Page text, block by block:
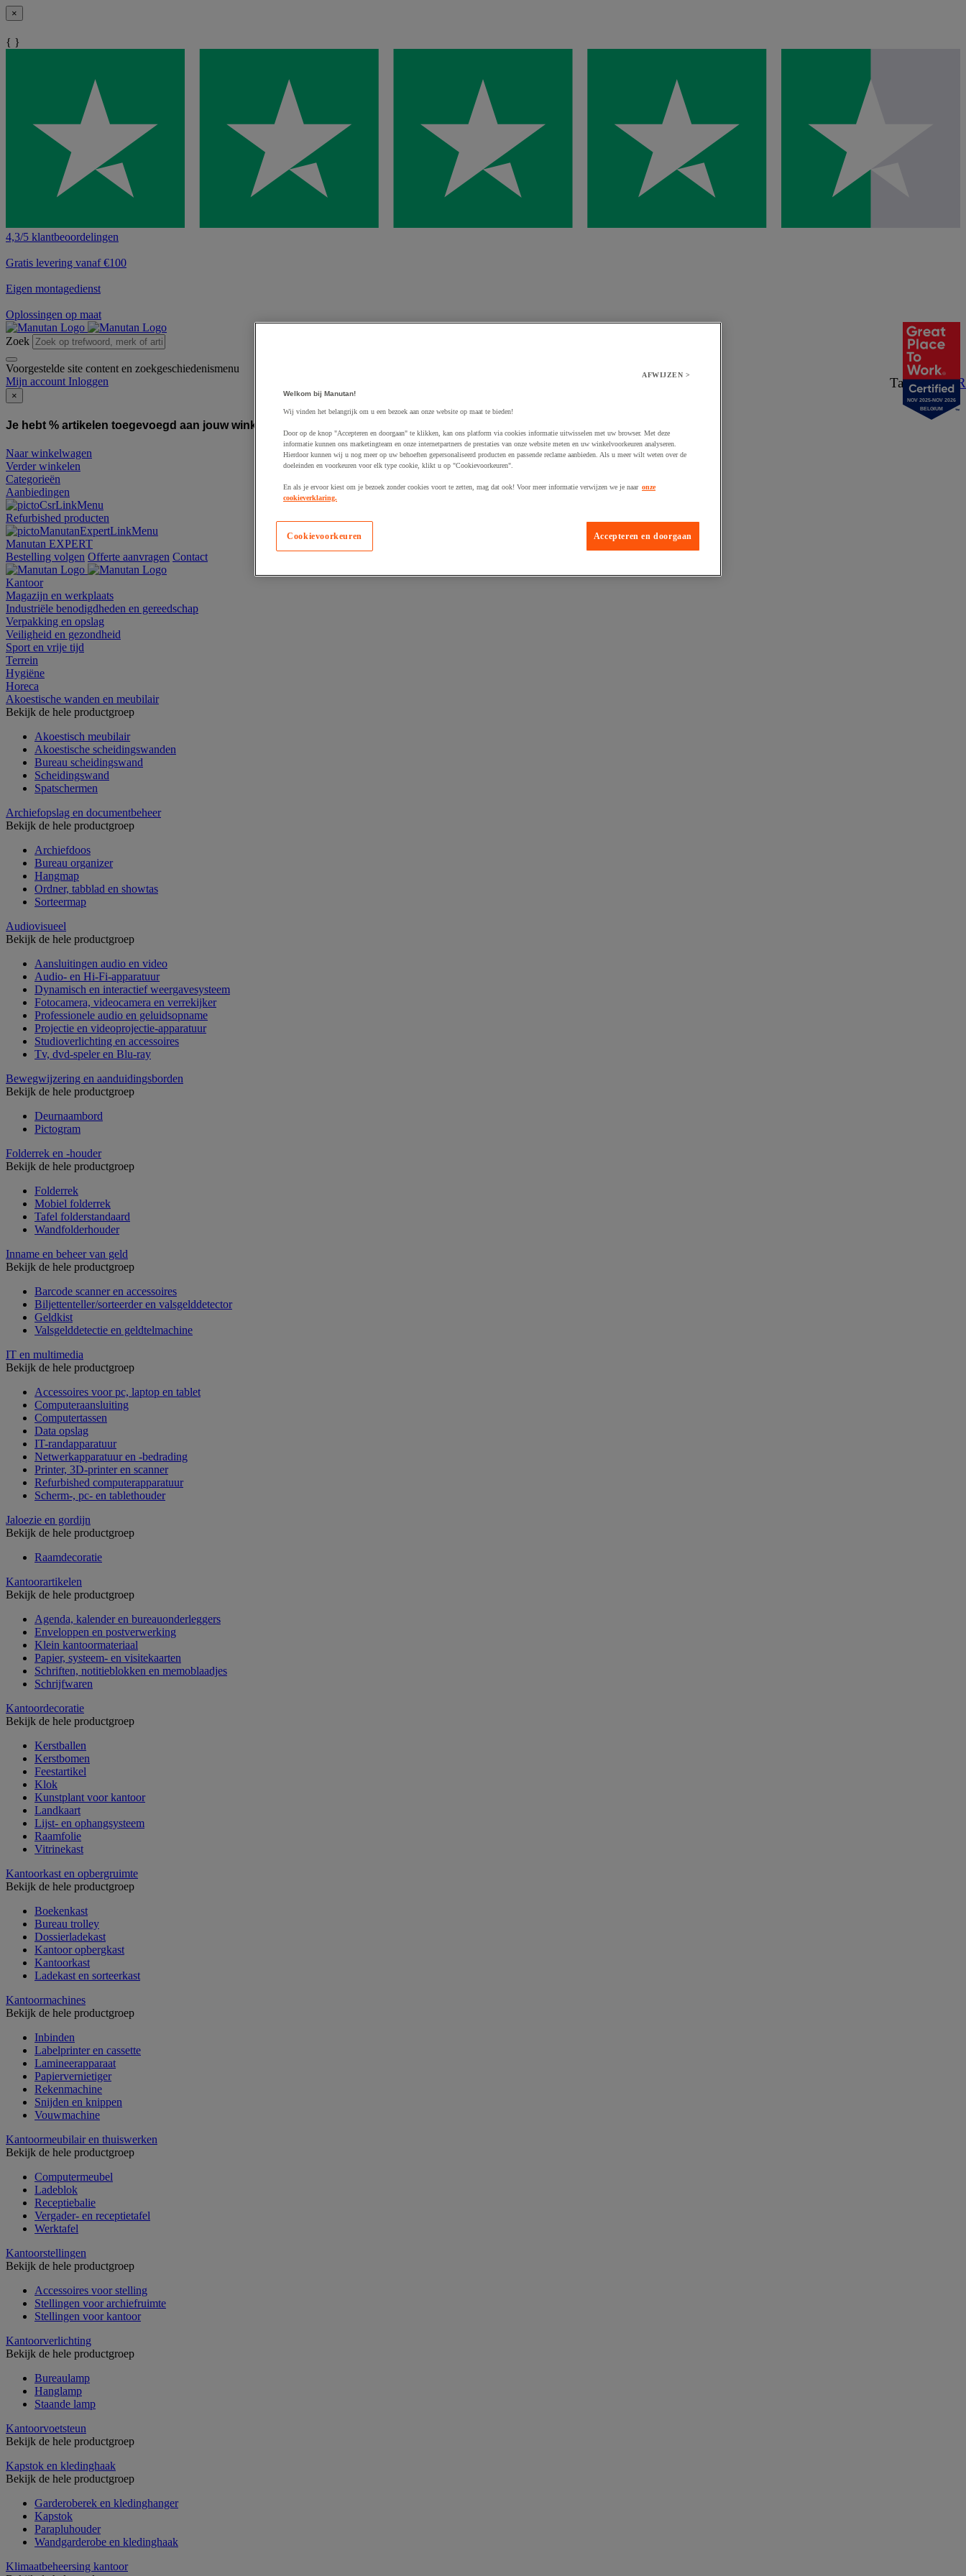
×
{ }
4,3/5 klantbeoordelingen
Gratis levering vanaf €100
Eigen montagedienst
Oplossingen op maat
Zoek
Voorgestelde site content en zoekgeschiedenismenu
Taal:NL/FR
Mijn account Inloggen
×
Je hebt % artikelen toegevoegd aan jouw winkelwagen:
Naar winkelwagen
Verder winkelen
Categorieën
Aanbiedingen
Refurbished producten
Manutan EXPERT
Bestelling volgen Offerte aanvragen Contact
Kantoor
Magazijn en werkplaats
Industriële benodigdheden en gereedschap
Verpakking en opslag
Veiligheid en gezondheid
Sport en vrije tijd
Terrein
Hygiëne
Horeca
Akoestische wanden en meubilair
Bekijk de hele productgroep
Akoestisch meubilair
Akoestische scheidingswanden
Bureau scheidingswand
Scheidingswand
Spatschermen
Archiefopslag en documentbeheer
Bekijk de hele productgroep
Archiefdoos
Bureau organizer
Hangmap
Ordner, tabblad en showtas
Sorteermap
Audiovisueel
Bekijk de hele productgroep
Aansluitingen audio en video
Audio- en Hi-Fi-apparatuur
Dynamisch en interactief weergavesysteem
Fotocamera, videocamera en verrekijker
Professionele audio en geluidsopname
Projectie en videoprojectie-apparatuur
Studioverlichting en accessoires
Tv, dvd-speler en Blu-ray
Bewegwijzering en aanduidingsborden
Bekijk de hele productgroep
Deurnaambord
Pictogram
Folderrek en -houder
Bekijk de hele productgroep
Folderrek
Mobiel folderrek
Tafel folderstandaard
Wandfolderhouder
Inname en beheer van geld
Bekijk de hele productgroep
Barcode scanner en accessoires
Biljettenteller/sorteerder en valsgelddetector
Geldkist
Valsgelddetectie en geldtelmachine
IT en multimedia
Bekijk de hele productgroep
Accessoires voor pc, laptop en tablet
Computeraansluiting
Computertassen
Data opslag
IT-randapparatuur
Netwerkapparatuur en -bedrading
Printer, 3D-printer en scanner
Refurbished computerapparatuur
Scherm-, pc- en tablethouder
Jaloezie en gordijn
Bekijk de hele productgroep
Raamdecoratie
Kantoorartikelen
Bekijk de hele productgroep
Agenda, kalender en bureauonderleggers
Enveloppen en postverwerking
Klein kantoormateriaal
Papier, systeem- en visitekaarten
Schriften, notitieblokken en memoblaadjes
Schrijfwaren
Kantoordecoratie
Bekijk de hele productgroep
Kerstballen
Kerstbomen
Feestartikel
Klok
Kunstplant voor kantoor
Landkaart
Lijst- en ophangsysteem
Raamfolie
Vitrinekast
Kantoorkast en opbergruimte
Bekijk de hele productgroep
Boekenkast
Bureau trolley
Dossierladekast
Kantoor opbergkast
Kantoorkast
Ladekast en sorteerkast
Kantoormachines
Bekijk de hele productgroep
Inbinden
Labelprinter en cassette
Lamineerapparaat
Papiervernietiger
Rekenmachine
Snijden en knippen
Vouwmachine
Kantoormeubilair en thuiswerken
Bekijk de hele productgroep
Computermeubel
Ladeblok
Receptiebalie
Vergader- en receptietafel
Werktafel
Kantoorstellingen
Bekijk de hele productgroep
Accessoires voor stelling
Stellingen voor archiefruimte
Stellingen voor kantoor
Kantoorverlichting
Bekijk de hele productgroep
Bureaulamp
Hanglamp
Staande lamp
Kantoorvoetsteun
Bekijk de hele productgroep
Kapstok en kledinghaak
Bekijk de hele productgroep
Garderoberek en kledinghanger
Kapstok
Parapluhouder
Wandgarderobe en kledinghaak
Klimaatbeheersing kantoor
NOV 2025-NOV 2026
BELGIUM
AFWIJZEN >
Welkom bij Manutan!
Wij vinden het belangrijk om u een bezoek aan onze website op maat te bieden!
Door op de knop "Accepteren en doorgaan" te klikken, kan ons platform via cookies informatie uitwisselen met uw browser. Met deze
informatie kunnen ons marketingteam en onze internetpartners de prestaties van onze website meten en uw winkelvoorkeuren analyseren.
Hierdoor kunnen wij u nog meer op uw behoeften gepersonaliseerd producten en passende reclame aanbieden. Als u meer wilt weten over de
doeleinden en voorkeuren voor elk type cookie, klikt u op "Cookievoorkeuren".
En als je ervoor kiest om je bezoek zonder cookies voort te zetten, mag dat ook! Voor meer informatie verwijzen we je naar onze
cookieverklaring.
Accepteren en doorgaan
Cookievoorkeuren